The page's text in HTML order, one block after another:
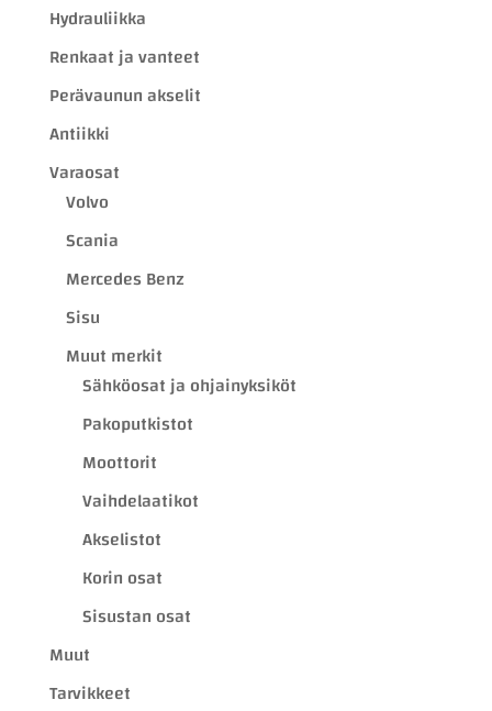
Hydrauliikka
Renkaat ja vanteet
Perävaunun akselit
Antiikki
Varaosat
Volvo
Scania
Mercedes Benz
Sisu
Muut merkit
Sähköosat ja ohjainyksiköt
Pakoputkistot
Moottorit
Vaihdelaatikot
Akselistot
Korin osat
Sisustan osat
Muut
Tarvikkeet